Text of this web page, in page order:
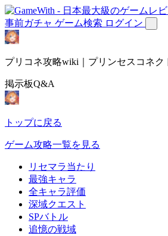
事前ガチャ ゲーム検索 ログイン
プリコネ攻略wiki｜プリンセスコネク
掲示板Q&A
トップに戻る
ゲーム攻略一覧を見る
リセマラ当たり
最強キャラ
全キャラ評価
深域クエスト
SPバトル
追憶の戦域